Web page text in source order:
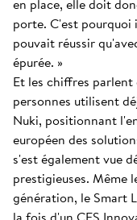
en place, elle doit
porte. C'est
pouvait réussir
épurée. »
Et les chiffres
personnes utilisent
Nuki, positionnant
européen des
s'est également vue
prestigieuses. Même
génération, le Smart